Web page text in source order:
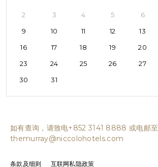
2
3 4 5 6
9
10 11 12 13
16
17 18 19 20
23
24 25 26 27
30
31
如有查询，请致电+852 3141 8888 或电邮至
themurray@niccolohotels.com
条款及细则 互联网私隐政策